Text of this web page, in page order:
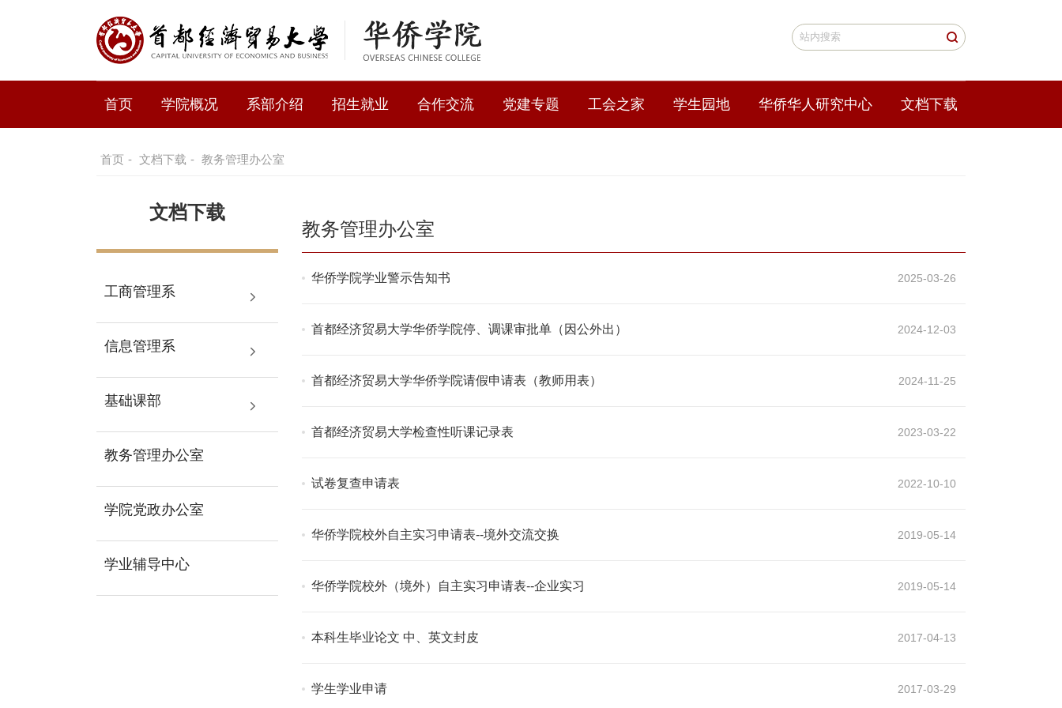
首页 学院概况 系部介绍 招生就业 合作交流 党建专题 工会之家 学生园地 华侨华人研究中心 文档下载
首页 - 文档下载 - 教务管理办公室
文档下载
工商管理系
信息管理系
基础课部
教务管理办公室
学院党政办公室
学业辅导中心
教务管理办公室
华侨学院学业警示告知书 2025-03-26
首都经济贸易大学华侨学院停、调课审批单（因公外出） 2024-12-03
首都经济贸易大学华侨学院请假申请表（教师用表） 2024-11-25
首都经济贸易大学检查性听课记录表 2023-03-22
试卷复查申请表 2022-10-10
华侨学院校外自主实习申请表--境外交流交换 2019-05-14
华侨学院校外（境外）自主实习申请表--企业实习 2019-05-14
本科生毕业论文 中、英文封皮 2017-04-13
学生学业申请 2017-03-29